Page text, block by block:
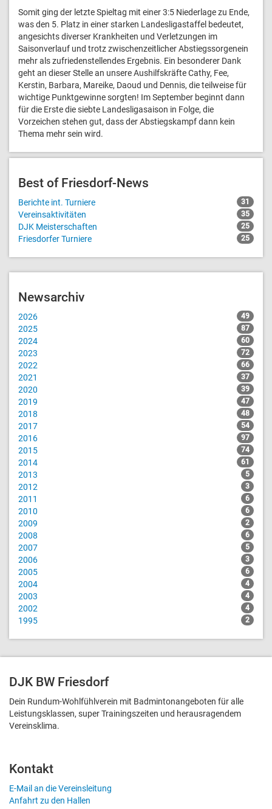
Somit ging der letzte Spieltag mit einer 3:5 Niederlage zu Ende,
was den 5. Platz in einer starken Landesligastaffel bedeutet,
angesichts diverser Krankheiten und Verletzungen im
Saisonverlauf und trotz zwischenzeitlicher Abstiegssorgenein
mehr als zufriedenstellendes Ergebnis. Ein besonderer Dank
geht an dieser Stelle an unsere Aushilfskräfte Cathy, Fee,
Kerstin, Barbara, Mareike, Daoud und Dennis, die teilweise für
wichtige Punktgewinne sorgten! Im September beginnt dann
für die Erste die siebte Landesligasaison in Folge, die
Vorzeichen stehen gut, dass der Abstiegskampf dann kein
Thema mehr sein wird.
Best of Friesdorf-News
Berichte int. Turniere 31
Vereinsaktivitäten 35
DJK Meisterschaften 25
Friesdorfer Turniere 25
Newsarchiv
2026 49
2025 87
2024 60
2023 72
2022 66
2021 37
2020 39
2019 47
2018 48
2017 54
2016 97
2015 74
2014 61
2013 5
2012 3
2011 6
2010 6
2009 2
2008 6
2007 5
2006 3
2005 6
2004 4
2003 4
2002 4
1995 2
DJK BW Friesdorf
Dein Rundum-Wohlfühlverein mit Badmintonangeboten für alle
Leistungsklassen, super Trainingszeiten und heraus­ragendem
Vereinsklima.
Kontakt
E-Mail an die Vereinsleitung
Anfahrt zu den Hallen